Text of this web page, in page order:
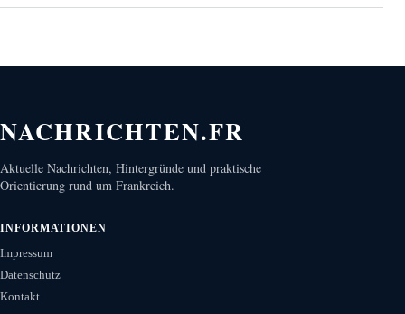
NACHRICHTEN.FR
Aktuelle Nachrichten, Hintergründe und praktische
Orientierung rund um Frankreich.
INFORMATIONEN
Impressum
Datenschutz
Kontakt